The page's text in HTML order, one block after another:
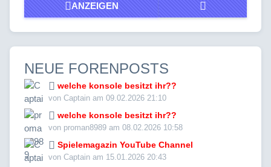
ANZEIGEN
NEUE FORENPOSTS
welche konsole besitzt ihr??
von Captain am 09.02.2026 21:10
welche konsole besitzt ihr??
von proman8989 am 08.02.2026 10:58
Spielemagazin YouTube Channel
von Captain am 15.01.2026 20:43